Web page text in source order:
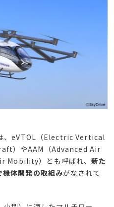
、eVTOL （Electric Vertical
）やAAM （Advanced Air
Mobility）とも呼ばれ、新た
機体開発の取組みがなされて